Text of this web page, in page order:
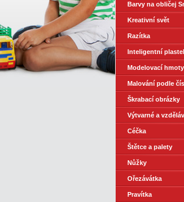
Barvy na obličej
Kreativní svět
Razítka
Inteligentní
Modelovací hmoty
Malování podle
Škrabací obrázky
Výtvarné a
Céčka
Štětce a palety
Nůžky
Ořezávátka
Pravítka